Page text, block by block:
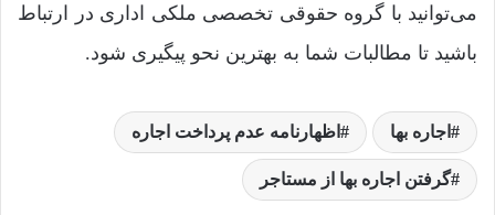
می‌توانید با گروه حقوقی تخصصی ملکی اداری در ارتباط
باشید تا مطالبات شما به بهترین نحو پیگیری شود.
اجاره بها اظهارنامه عدم پرداخت اجاره
گرفتن اجاره بها از مستاجر